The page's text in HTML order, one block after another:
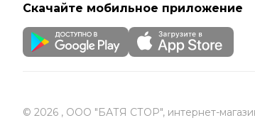
Скачайте мобильное приложение
© 2026 , ООО "БАТЯ СТОР", интернет-